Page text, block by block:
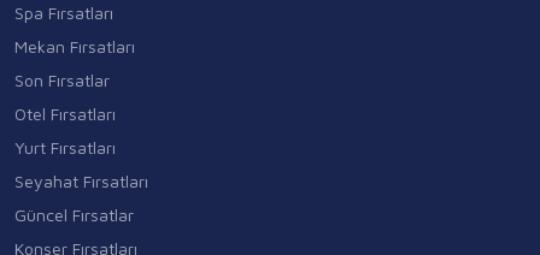
Spa Fırsatları
Mekan Fırsatları
Son Fırsatlar
Otel Fırsatları
Yurt Fırsatları
Seyahat Fırsatları
Güncel Fırsatlar
Konser Fırsatları